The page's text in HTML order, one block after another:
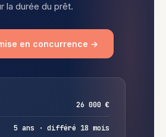
la durée du prêt.
en concurrence →
26 000 €
5 ans · différé 18 mois